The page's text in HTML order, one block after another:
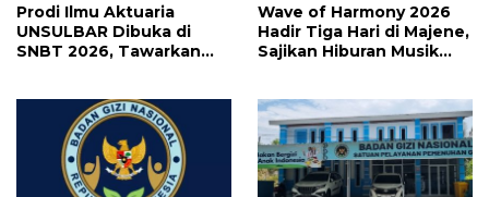
Prodi Ilmu Aktuaria
UNSULBAR Dibuka di
SNBT 2026, Tawarkan
Wave of Harmony 2026
Hadir Tiga Hari di Majene,
Sajikan Hiburan Musik